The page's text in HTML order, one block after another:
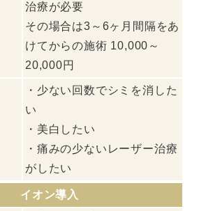
治療が必要
その場合は3～6ヶ月間隔をあ
けてからの施術 10,000～
20,000円
・少ない回数でシミを消した
い
・美白したい
・痛みの少ないレーザー治療
がしたい
イオン導入